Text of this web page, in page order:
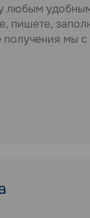
любым
пишете,
получения мы